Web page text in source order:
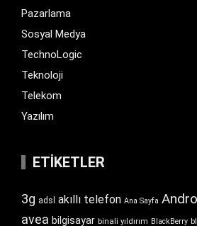
Pazarlama
Sosyal Medya
TechnoLogic
Teknoloji
Telekom
Yazılım
ETIKETLER
3g adsl akıllı telefon Ana Sayfa
avea bilgisayar binali yıldırım BlackBerry